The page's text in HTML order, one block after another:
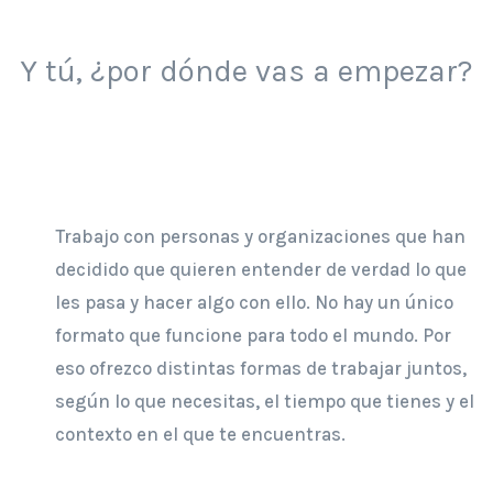
Y tú, ¿por dónde vas a empezar?
Trabajo con personas y organizaciones que han
decidido que quieren entender de verdad lo que
les pasa y hacer algo con ello. No hay un único
formato que funcione para todo el mundo. Por
eso ofrezco distintas formas de trabajar juntos,
según lo que necesitas, el tiempo que tienes y el
contexto en el que te encuentras.